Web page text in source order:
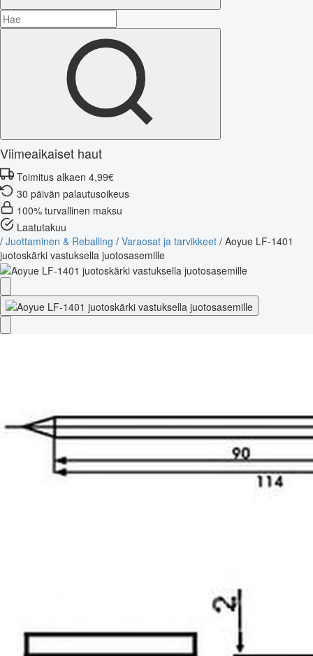
Viimeaikaiset haut
Toimitus alkaen 4,99€
30 päivän palautusoikeus
100% turvallinen maksu
Laatutakuu
/ Juottaminen & Reballing / Varaosat ja tarvikkeet / Aoyue LF-1401
juotoskärki vastuksella juotosasemille